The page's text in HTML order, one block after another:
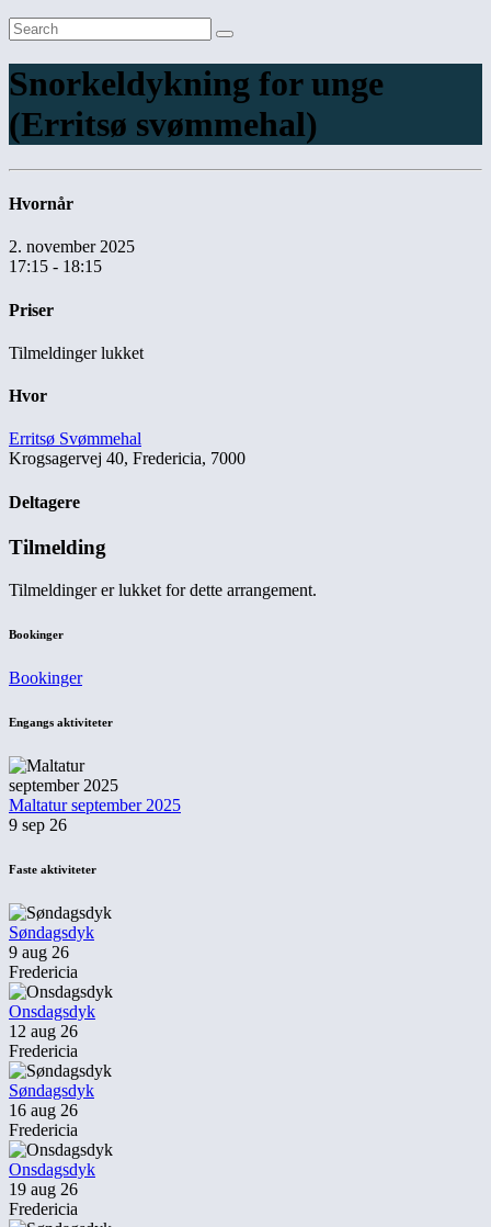
Snorkeldykning for unge
(Erritsø svømmehal)
Hvornår
2. november 2025
17:15 - 18:15
Priser
Tilmeldinger lukket
Hvor
Erritsø Svømmehal
Krogsagervej 40, Fredericia, 7000
Deltagere
Tilmelding
Tilmeldinger er lukket for dette arrangement.
Bookinger
Bookinger
Engangs aktiviteter
Maltatur september 2025
9 sep 26
Faste aktiviteter
Søndagsdyk
9 aug 26
Fredericia
Onsdagsdyk
12 aug 26
Fredericia
Søndagsdyk
16 aug 26
Fredericia
Onsdagsdyk
19 aug 26
Fredericia